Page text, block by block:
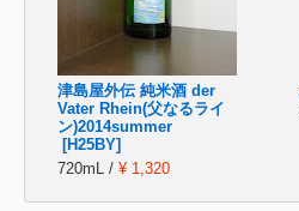
津島屋外伝 純米酒 der
Vater Rhein(父なるライ
ン)2014summer
[H25BY]
720mL / ¥ 1,320